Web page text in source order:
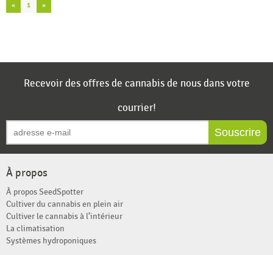
« 1 »
Recevoir des offres de cannabis de nous dans votre
courrier!
Souscrire
À propos
À propos SeedSpotter
Cultiver du cannabis en plein air
Cultiver le cannabis à l’intérieur
La climatisation
Systèmes hydroponiques